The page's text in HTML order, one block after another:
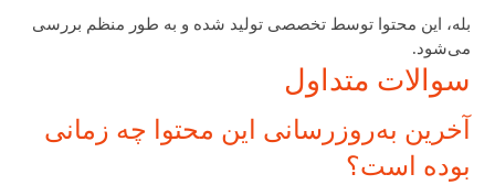
بله، این محتوا توسط تخصصی تولید شده و به طور منظم بررسی
می‌شود.
سوالات متداول
آخرین به‌روزرسانی این محتوا چه زمانی
بوده است؟